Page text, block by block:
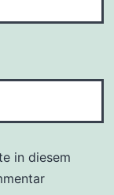
in diesem